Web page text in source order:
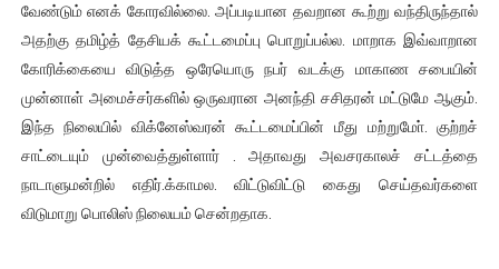
வேண்டும் எனக் கோரவில்லை. அப்படியான தவறான கூற்று வந்திருந்தால்
அதற்கு தமிழ்த் தேசியக் கூட்டமைப்பு பொறுப்பல்ல. மாறாக இவ்வாறான
கோரிக்கையை விடுத்த ஒரேயொரு நபர் வடக்கு மாகாண சபையின்
முன்னாள் அமைச்சர்களில் ஒருவரான அனந்தி சசிதரன் மட்டுமே ஆகும்.
இந்த நிலையில் விக்னேஸ்வரன் கூட்டமைப்பின் மீது மற்றுமோ். குற்றச்
சாட்டையும் முன்வைத்துள்ளார் . அதாவது அவசரகாலச் சட்டத்தை
நாடாளுமன்றில் எதிர்.க்காமல. விட்டுவிட்டு கைது செய்தவர்களை
விடுமாறு பொலிஸ் நிலையம் சென்றதாக.